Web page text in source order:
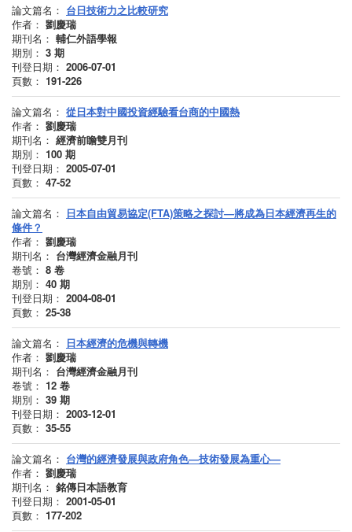
論文篇名： 台日技術力之比較研究
作者： 劉慶瑞
期刊名： 輔仁外語學報
期別： 3 期
刊登日期： 2006-07-01
頁數： 191-226
論文篇名： 從日本對中國投資經驗看台商的中國熱
作者： 劉慶瑞
期刊名： 經濟前瞻雙月刊
期別： 100 期
刊登日期： 2005-07-01
頁數： 47-52
論文篇名： 日本自由貿易協定(FTA)策略之探討—將成為日本經濟再生的
條件？
作者： 劉慶瑞
期刊名： 台灣經濟金融月刊
卷號： 8 卷
期別： 40 期
刊登日期： 2004-08-01
頁數： 25-38
論文篇名： 日本經濟的危機與轉機
作者： 劉慶瑞
期刊名： 台灣經濟金融月刊
卷號： 12 卷
期別： 39 期
刊登日期： 2003-12-01
頁數： 35-55
論文篇名： 台灣的經濟發展與政府角色—技術發展為重心—
作者： 劉慶瑞
期刊名： 銘傳日本語教育
刊登日期： 2001-05-01
頁數： 177-202